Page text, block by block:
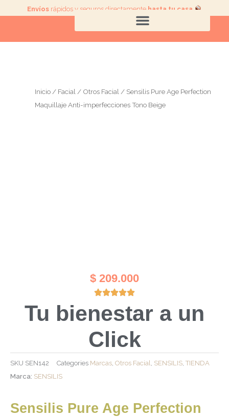
Envíos rápidos y seguros directamente hasta tu casa
Inicio / Facial / Otros Facial / Sensilis Pure Age Perfection
Maquillaje Anti-imperfecciones Tono Beige
$ 209.000
Tu bienestar a un
Click
SKU SEN142 Categories Marcas Otros Facial SENSILIS TIENDA
Marca: SENSILIS
Sensilis Pure Age Perfection